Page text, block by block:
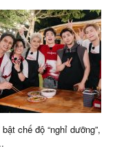
chế độ “nghỉ dưỡng”,